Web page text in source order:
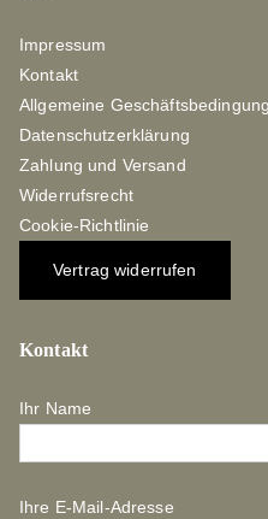
Impressum
Kontakt
Allgemeine
Datenschutzerklärung
Zahlung und Versand
Widerrufsrecht
Cookie-Richtlinie
Vertrag widerrufen
Kontakt
Ihr Name
Ihre E-Mail-Adresse